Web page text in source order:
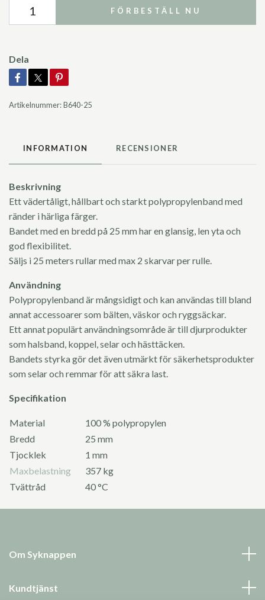
FÖRBESTÄLL NU
Dela
Artikelnummer:B640-25
INFORMATION RECENSIONER
Beskrivning
Ett vädertåligt, hållbart och starkt polypropylenband med
ränder i härliga färger.
Bandet med en bredd på 25 mm har en glansig, len yta och
god flexibilitet.
Säljs i 25 meters rullar med max 2 skarvar per rulle.
Användning
Polypropylenband är mångsidigt och kan användas till bland
annat accessoarer som bälten, väskor och ryggsäckar.
Ett annat populärt användningsområde är till djurprodukter
som halsband, koppel, selar och hästtäcken.
Bandets styrka gör det även utmärkt för säkerhetsprodukter
som selar och remmar för att säkra last.
Specifikation
Material
100 % polypropylen
Bredd
25 mm
Tjocklek
1 mm
Maxbelastning
357 kg
Tvättråd
40 °C
Om Syknappen
Kundtjänst